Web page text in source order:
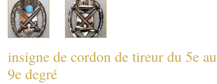
insigne de cordon de tireur du 5e au
9e degré